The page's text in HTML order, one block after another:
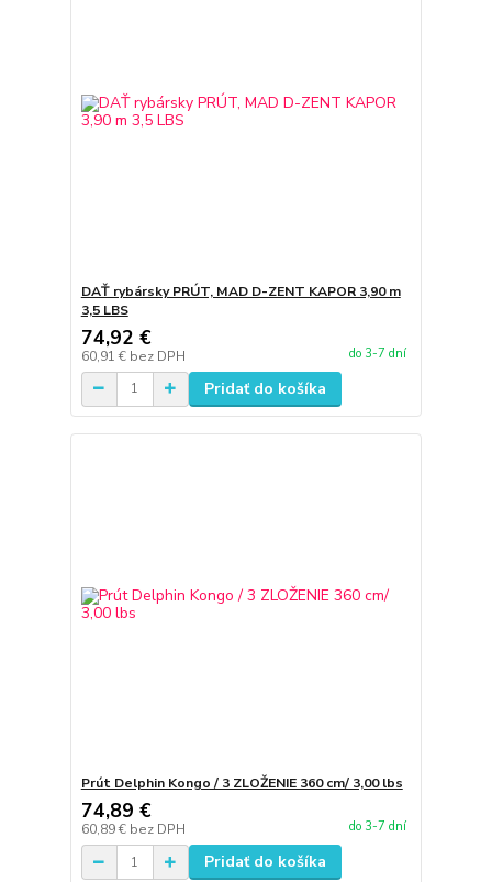
DAŤ rybársky PRÚT, MAD D-ZENT KAPOR 3,90 m
3,5 LBS
74,92 €
60,91 € bez DPH do 3-7 dní
Pridať do košíka
Prút Delphin Kongo / 3 ZLOŽENIE 360 cm/ 3,00 lbs
74,89 €
60,89 € bez DPH do 3-7 dní
Pridať do košíka